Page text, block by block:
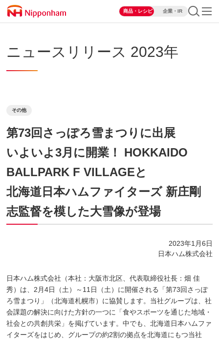
商品・レシピ 企業・IR
ニュースリリース 2023年
その他
第73回さっぽろ雪まつりに出展
いよいよ3月に開業！ HOKKAIDO
BALLPARK F VILLAGEと
北海道日本ハムファイターズ 新庄剛
志監督を模した大雪像が登場
2023年1月6日
日本ハム株式会社
日本ハム株式会社（本社：大阪市北区、代表取締役社長：畑 佳
秀）は、2月4日（土）～11日（土）に開催される「第73回さっぽ
ろ雪まつり」（北海道札幌市）に協賛します。当社グループは、社
会課題の解決に向けた方針の一つに「食やスポーツを通じた地域・
社会との共創共栄」を掲げています。中でも、北海道日本ハムファ
イターズをはじめ、グループの約2割の拠点を北海道にもつ当社